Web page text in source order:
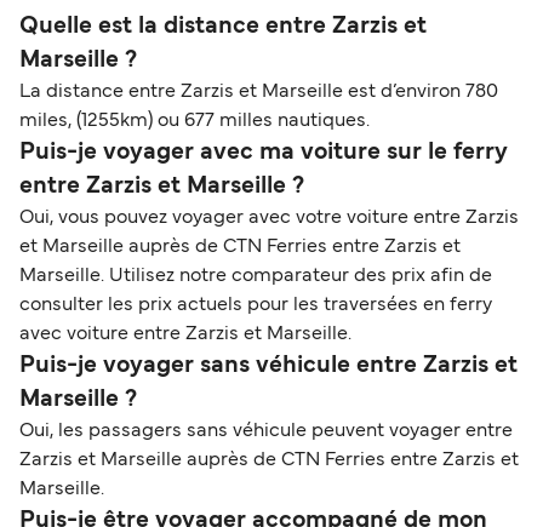
Quelle est la distance entre Zarzis et
Marseille ?
La distance entre Zarzis et Marseille est d’environ 780
miles, (1255km) ou 677 milles nautiques.
Puis-je voyager avec ma voiture sur le ferry
entre Zarzis et Marseille ?
Oui, vous pouvez voyager avec votre voiture entre Zarzis
et Marseille auprès de CTN Ferries entre Zarzis et
Marseille. Utilisez notre comparateur des prix afin de
consulter les prix actuels pour les traversées en ferry
avec voiture entre Zarzis et Marseille.
Puis-je voyager sans véhicule entre Zarzis et
Marseille ?
Oui, les passagers sans véhicule peuvent voyager entre
Zarzis et Marseille auprès de CTN Ferries entre Zarzis et
Marseille.
Puis-je être voyager accompagné de mon